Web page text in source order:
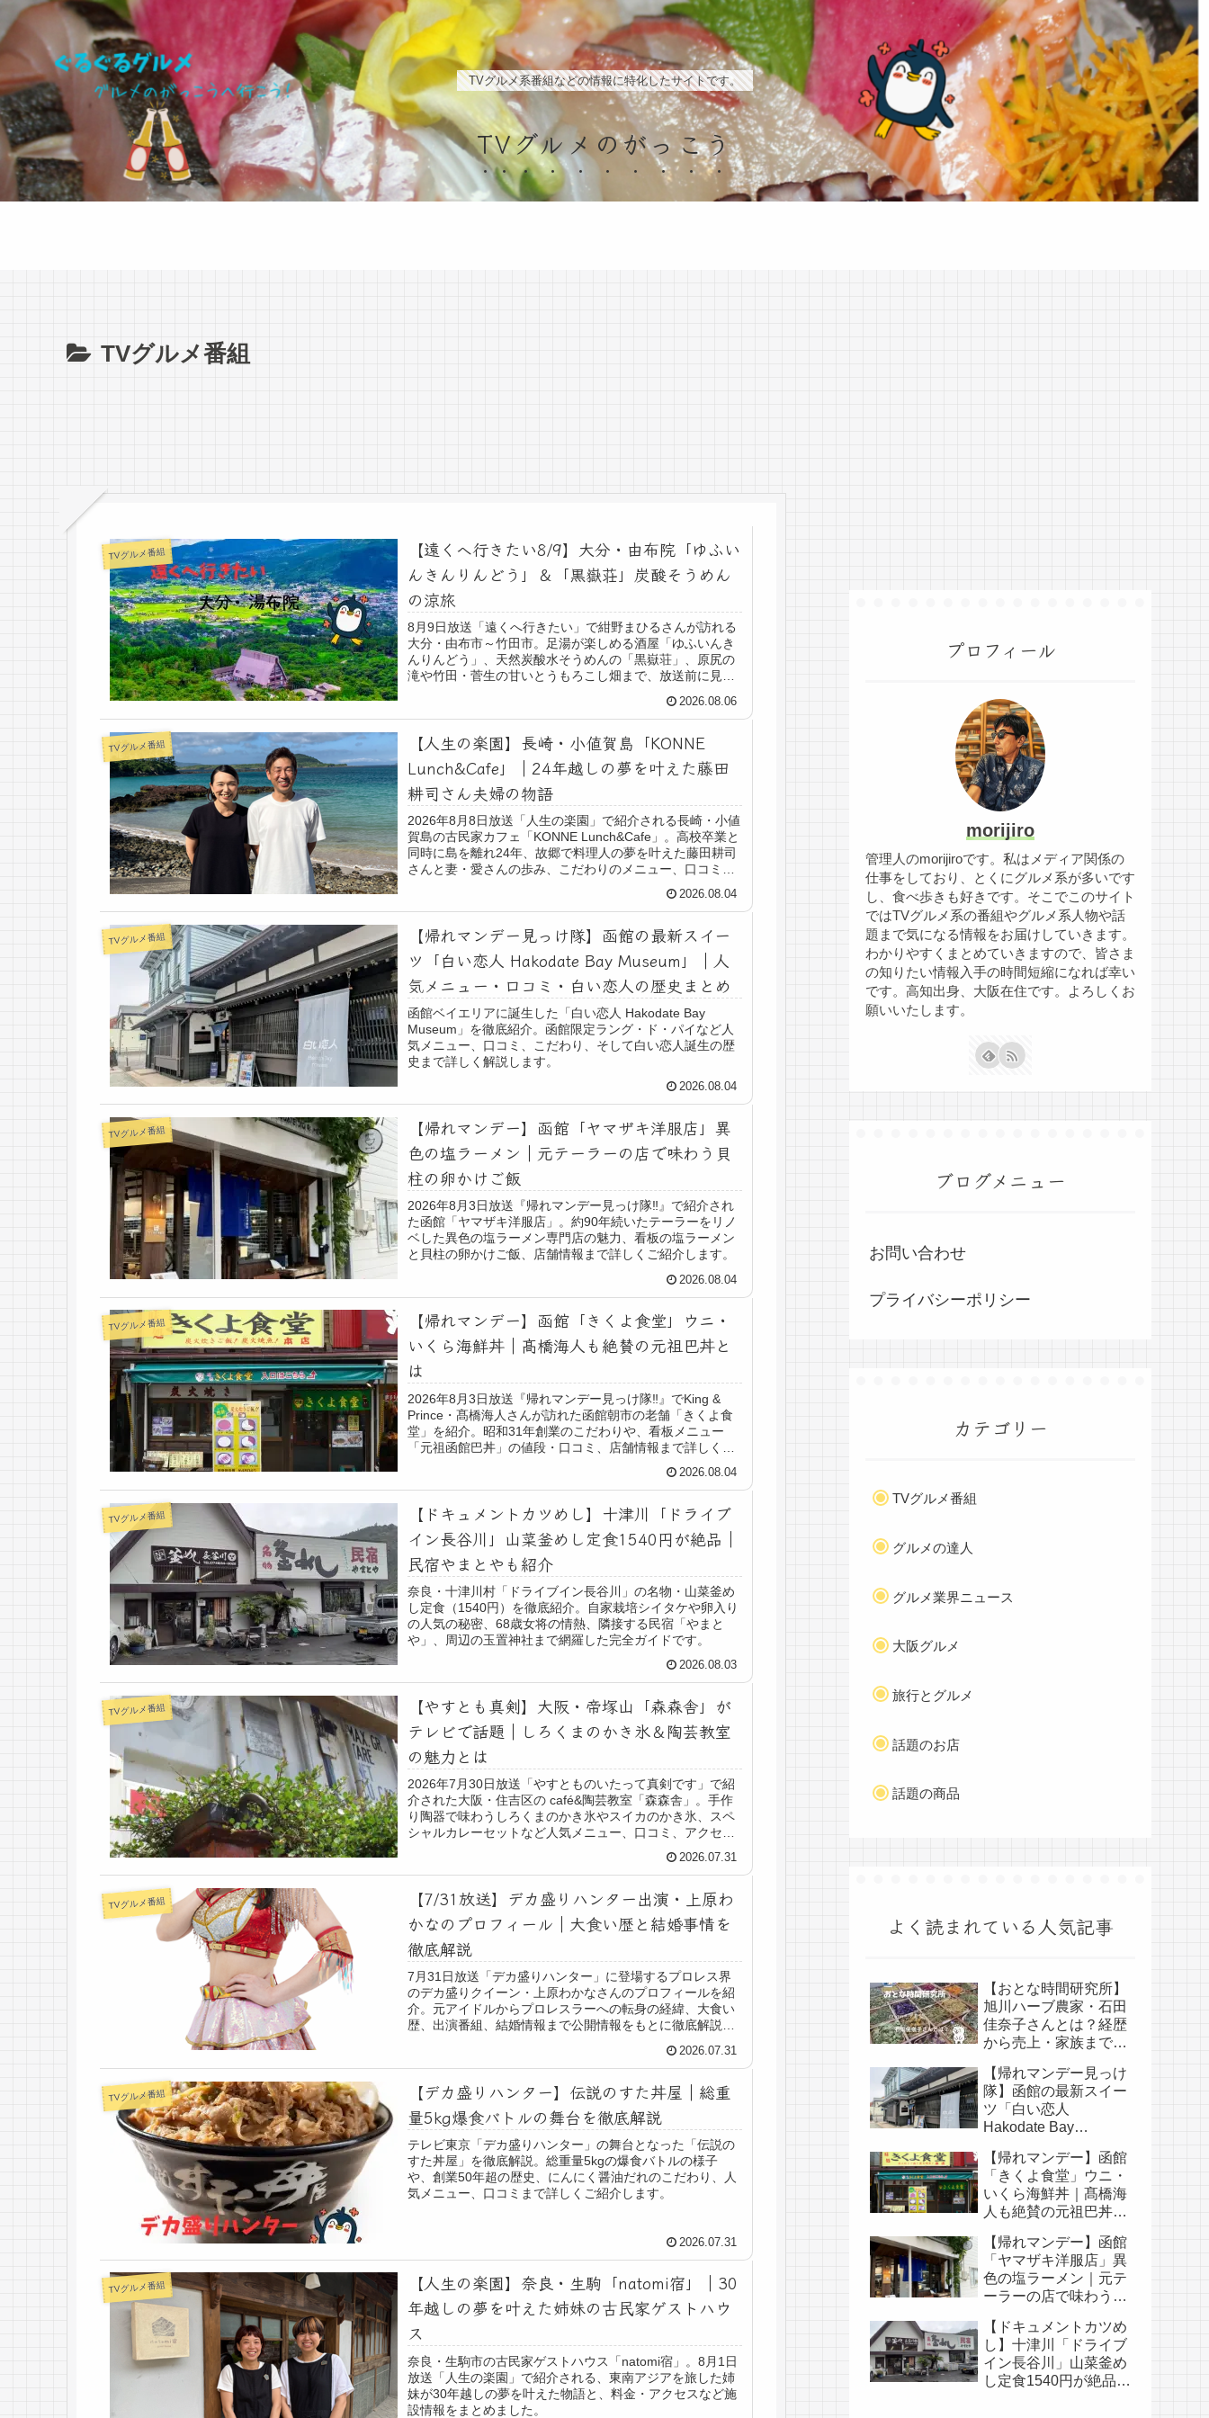
TVグルメ系番組などの情報に特化したサイトです。
TVグルメのがっこう
TVグルメ番組
TVグルメ番組
【遠くへ行きたい8/9】大分・由布院「ゆふい
んきんりんどう」＆「黒嶽荘」炭酸そうめん
の涼旅
8月9日放送「遠くへ行きたい」で紺野まひるさんが訪れる
大分・由布市～竹田市。足湯が楽しめる酒屋「ゆふいんき
んりんどう」、天然炭酸水そうめんの「黒嶽荘」、原尻の
滝や竹田・菅生の甘いとうもろこし畑まで、放送前に見ど
2026.08.06
TVグルメ番組
【人生の楽園】長崎・小値賀島「KONNE
Lunch&Cafe」｜24年越しの夢を叶えた藤田
耕司さん夫婦の物語
2026年8月8日放送「人生の楽園」で紹介される長崎・小値
賀島の古民家カフェ「KONNE Lunch&Cafe」。高校卒業と
同時に島を離れ24年、故郷で料理人の夢を叶えた藤田耕司
さんと妻・愛さんの歩み、こだわりのメニュー、口コミ、
2026.08.04
TVグルメ番組
【帰れマンデー見っけ隊】函館の最新スイー
ツ「白い恋人 Hakodate Bay Museum」｜人
気メニュー・口コミ・白い恋人の歴史まとめ
函館ベイエリアに誕生した「白い恋人 Hakodate Bay
Museum」を徹底紹介。函館限定ラング・ド・パイなど人
気メニュー、口コミ、こだわり、そして白い恋人誕生の歴
史まで詳しく解説します。
2026.08.04
TVグルメ番組
【帰れマンデー】函館「ヤマザキ洋服店」異
色の塩ラーメン｜元テーラーの店で味わう貝
柱の卵かけご飯
2026年8月3日放送『帰れマンデー見っけ隊‼』で紹介され
た函館「ヤマザキ洋服店」。約90年続いたテーラーをリノ
ベした異色の塩ラーメン専門店の魅力、看板の塩ラーメン
と貝柱の卵かけご飯、店舗情報まで詳しくご紹介します。
2026.08.04
TVグルメ番組
【帰れマンデー】函館「きくよ食堂」ウニ・
いくら海鮮丼｜髙橋海人も絶賛の元祖巴丼と
は
2026年8月3日放送『帰れマンデー見っけ隊‼』でKing &
Prince・髙橋海人さんが訪れた函館朝市の老舗「きくよ食
堂」を紹介。昭和31年創業のこだわりや、看板メニュー
「元祖函館巴丼」の値段・口コミ、店舗情報まで詳しく解
2026.08.04
TVグルメ番組
【ドキュメントカツめし】十津川「ドライブ
イン長谷川」山菜釜めし定食1540円が絶品｜
民宿やまとやも紹介
奈良・十津川村「ドライブイン長谷川」の名物・山菜釜め
し定食（1540円）を徹底紹介。自家栽培シイタケや卵入り
の人気の秘密、68歳女将の情熱、隣接する民宿「やまと
や」、周辺の玉置神社まで網羅した完全ガイドです。
2026.08.03
TVグルメ番組
【やすとも真剣】大阪・帝塚山「森森舎」が
テレビで話題｜しろくまのかき氷＆陶芸教室
の魅力とは
2026年7月30日放送「やすとものいたって真剣です」で紹
介された大阪・住吉区の café&陶芸教室「森森舎」。手作
り陶器で味わうしろくまのかき氷やスイカのかき氷、スペ
シャルカレーセットなど人気メニュー、口コミ、アクセス
2026.07.31
TVグルメ番組
【7/31放送】デカ盛りハンター出演・上原わ
かなのプロフィール｜大食い歴と結婚事情を
徹底解説
7月31日放送「デカ盛りハンター」に登場するプロレス界
のデカ盛りクイーン・上原わかなさんのプロフィールを紹
介。元アイドルからプロレスラーへの転身の経緯、大食い
歴、出演番組、結婚情報まで公開情報をもとに徹底解説し
2026.07.31
TVグルメ番組
【デカ盛りハンター】伝説のすた丼屋｜総重
量5kg爆食バトルの舞台を徹底解説
テレビ東京「デカ盛りハンター」の舞台となった「伝説の
すた丼屋」を徹底解説。総重量5kgの爆食バトルの様子
や、創業50年超の歴史、にんにく醤油だれのこだわり、人
気メニュー、口コミまで詳しくご紹介します。
2026.07.31
TVグルメ番組
【人生の楽園】奈良・生駒「natomi宿」｜30
年越しの夢を叶えた姉妹の古民家ゲストハウ
ス
奈良・生駒市の古民家ゲストハウス「natomi宿」。8月1日
放送「人生の楽園」で紹介される、東南アジアを旅した姉
妹が30年越しの夢を叶えた物語と、料金・アクセスなど施
設情報をまとめました。
プロフィール
morijiro
管理人のmorijiroです。私はメディア関係の
仕事をしており、とくにグルメ系が多いです
し、食べ歩きも好きです。そこでこのサイト
ではTVグルメ系の番組やグルメ系人物や話
題まで気になる情報をお届けしていきます。
わかりやすくまとめていきますので、皆さま
の知りたい情報入手の時間短縮になれば幸い
です。高知出身、大阪在住です。よろしくお
願いいたします。
ブログメニュー
お問い合わせ
プライバシーポリシー
カテゴリー
TVグルメ番組
グルメの達人
グルメ業界ニュース
大阪グルメ
旅行とグルメ
話題のお店
話題の商品
よく読まれている人気記事
【おとな時間研究所】
旭川ハーブ農家・石田
佳奈子さんとは？経歴
から売上・家族まで徹
【帰れマンデー見っけ
隊】函館の最新スイー
ツ「白い恋人
Hakodate Bay
ュー・口コミ・白い恋
人の歴史まとめ
【帰れマンデー】函館
「きくよ食堂」ウニ・
いくら海鮮丼｜髙橋海
人も絶賛の元祖巴丼と
【帰れマンデー】函館
「ヤマザキ洋服店」異
色の塩ラーメン｜元テ
ーラーの店で味わう貝
【ドキュメントカツめ
し】十津川「ドライブ
イン長谷川」山菜釜め
し定食1540円が絶品｜